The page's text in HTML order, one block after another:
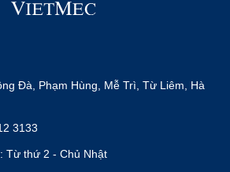
Đà, Phạm Hùng, Mễ Trì, Từ Liêm, Hà
3133
: Từ thứ 2 - Chủ Nhật